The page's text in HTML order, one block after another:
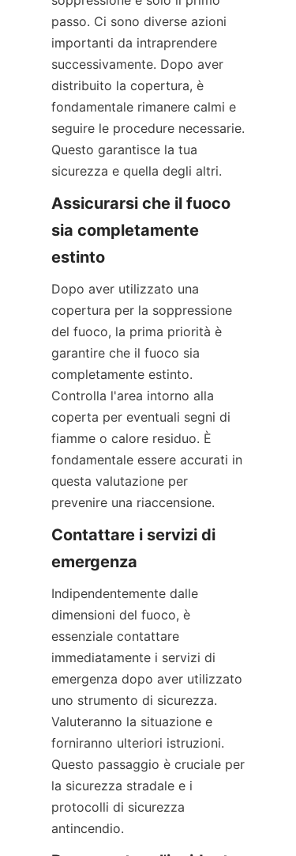
passo. Ci sono diverse azioni
importanti da intraprendere
successivamente. Dopo aver
distribuito la copertura, è
fondamentale rimanere calmi e
seguire le procedure necessarie.
Questo garantisce la tua
sicurezza e quella degli altri.
Assicurarsi che il fuoco
sia completamente
estinto
Dopo aver utilizzato una
copertura per la soppressione
del fuoco, la prima priorità è
garantire che il fuoco sia
completamente estinto.
Controlla l'area intorno alla
coperta per eventuali segni di
fiamme o calore residuo. È
fondamentale essere accurati in
questa valutazione per
prevenire una riaccensione.
Contattare i servizi di
emergenza
Indipendentemente dalle
dimensioni del fuoco, è
essenziale contattare
immediatamente i servizi di
emergenza dopo aver utilizzato
uno strumento di sicurezza.
Valuteranno la situazione e
forniranno ulteriori istruzioni.
Questo passaggio è cruciale per
la sicurezza stradale e i
protocolli di sicurezza
antincendio.